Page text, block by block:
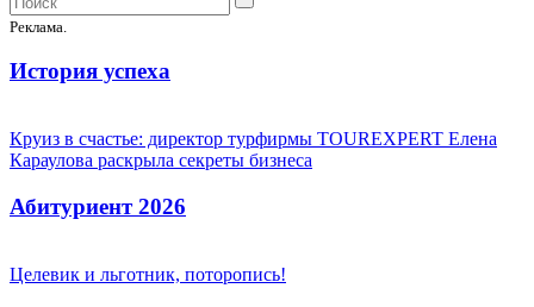
Реклама.
История успеха
Круиз в счастье: директор турфирмы TOUREXPERT Елена
Караулова раскрыла секреты бизнеса
Абитуриент 2026
Целевик и льготник, поторопись!